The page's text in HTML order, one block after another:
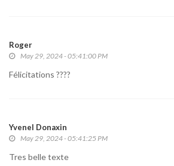
Roger
May 29, 2024 - 05:41:00 PM
Félicitations ????
Yvenel Donaxin
May 29, 2024 - 05:41:25 PM
Tres belle texte